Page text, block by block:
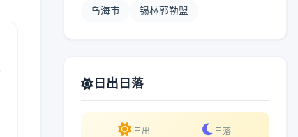
乌海市 锡林郭勒盟
日出日落
日出 日落